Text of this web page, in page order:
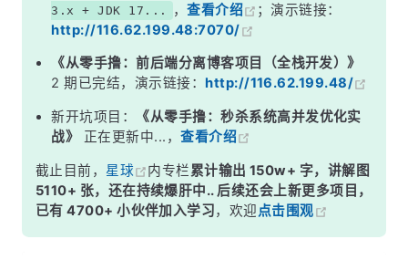
常见面试变体
总结
3.x + JDK 17...
，查看介绍
；演示链接：
http://116.62.199.48:7070/
《从零手撸：前后端分离博客项目（全栈开发）》
2 期已完结，演示链接： http://116.62.199.48/
新开坑项目：
《从零手撸：秒杀系统高并发优化实
战》
正在更新中...，查看介绍
截止目前， 星球 内专栏累计输出 150w+ 字，讲解图
5110+ 张，还在持续爆肝中.. 后续还会上新更多项目，
已有 4700+ 小伙伴加入学习，欢迎点击围观